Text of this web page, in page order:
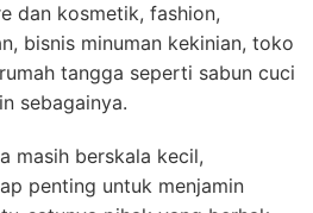
dan kosmetik, fashion,
bisnis minuman kekinian, toko
tangga seperti sabun cuci
sebagainya.
masih berskala kecil,
penting untuk menjamin